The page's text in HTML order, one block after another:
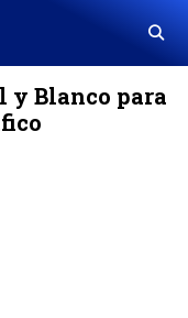
y Blanco para